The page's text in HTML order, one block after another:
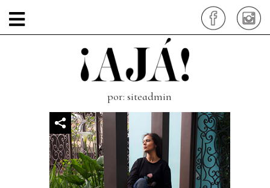
hecho-a-mano-
artesanos.aja.
por: siteadmin